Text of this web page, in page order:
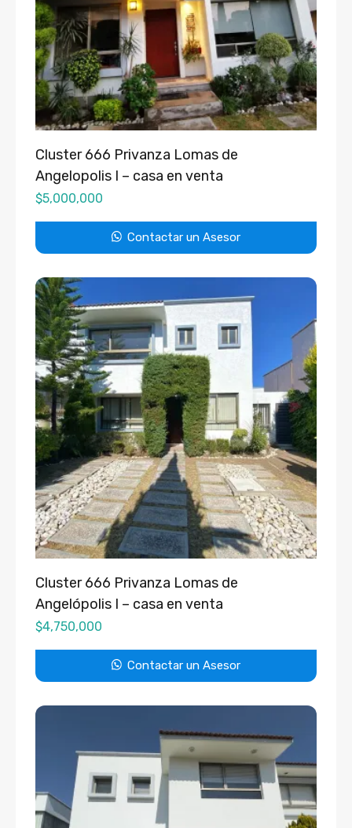
Cluster 666 Privanza Lomas de
Angelopolis I – casa en venta
$5,000,000
Contactar un Asesor
Cluster 666 Privanza Lomas de
Angelópolis I – casa en venta
$4,750,000
Contactar un Asesor